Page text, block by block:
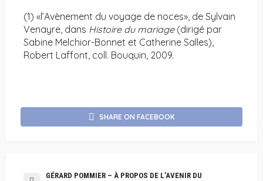
(1) «l’Avènement du voyage de noces», de Sylvain
Venayre, dans Histoire du mariage(dirigé par
Sabine Melchior-Bonnet et Catherine Salles),
Robert Laffont, coll. Bouquin, 2009.
SHARE ON FACEBOOK
GÉRARD POMMIER – À PROPOS DE L’AVENIR DU